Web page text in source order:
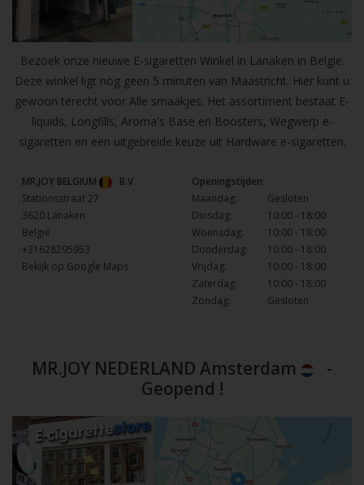
Bezoek onze nieuwe E-sigaretten Winkel in Lanaken in Belgie.
Deze winkel ligt nog geen 5 minuten van Maastricht. Hier kunt u
gewoon terecht voor Alle smaakjes. Het assortiment bestaat E-
liquids, Longfills, Aroma's Base en Boosters, Wegwerp e-
sigaretten en een uitgebreide keuze uit Hardware e-sigaretten.
MR.JOY BELGIUM
B.V
Stationsstraat 27
3620 Lanaken
België
+31628295953
Bekijk op Google Maps
Openingstijden:
Maandag:
Gesloten
Dinsdag:
10:00 - 18:00
Woensdag:
10:00 - 18:00
Donderdag:
10:00 - 18:00
Vrijdag:
10:00 - 18:00
Zaterdag:
10:00 - 18:00
Zondag:
Gesloten
MR.JOY NEDERLAND Amsterdam
-
Geopend !